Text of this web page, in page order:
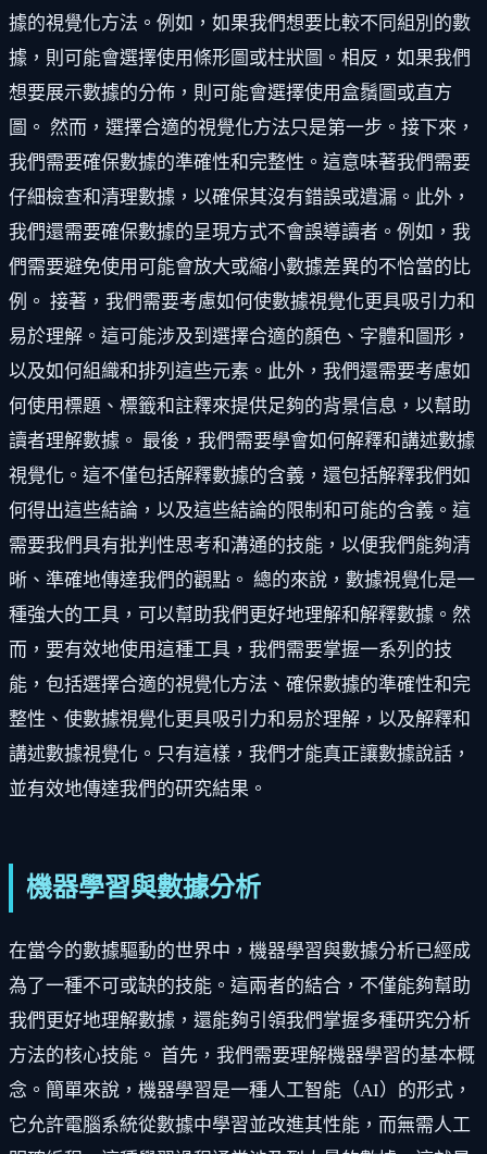
據的視覺化方法。例如，如果我們想要比較不同組別的數
據，則可能會選擇使用條形圖或柱狀圖。相反，如果我們
想要展示數據的分佈，則可能會選擇使用盒鬚圖或直方
圖。 然而，選擇合適的視覺化方法只是第一步。接下來，
我們需要確保數據的準確性和完整性。這意味著我們需要
仔細檢查和清理數據，以確保其沒有錯誤或遺漏。此外，
我們還需要確保數據的呈現方式不會誤導讀者。例如，我
們需要避免使用可能會放大或縮小數據差異的不恰當的比
例。 接著，我們需要考慮如何使數據視覺化更具吸引力和
易於理解。這可能涉及到選擇合適的顏色、字體和圖形，
以及如何組織和排列這些元素。此外，我們還需要考慮如
何使用標題、標籤和註釋來提供足夠的背景信息，以幫助
讀者理解數據。 最後，我們需要學會如何解釋和講述數據
視覺化。這不僅包括解釋數據的含義，還包括解釋我們如
何得出這些結論，以及這些結論的限制和可能的含義。這
需要我們具有批判性思考和溝通的技能，以便我們能夠清
晰、準確地傳達我們的觀點。 總的來說，數據視覺化是一
種強大的工具，可以幫助我們更好地理解和解釋數據。然
而，要有效地使用這種工具，我們需要掌握一系列的技
能，包括選擇合適的視覺化方法、確保數據的準確性和完
整性、使數據視覺化更具吸引力和易於理解，以及解釋和
講述數據視覺化。只有這樣，我們才能真正讓數據說話，
並有效地傳達我們的研究結果。
機器學習與數據分析
在當今的數據驅動的世界中，機器學習與數據分析已經成
為了一種不可或缺的技能。這兩者的結合，不僅能夠幫助
我們更好地理解數據，還能夠引領我們掌握多種研究分析
方法的核心技能。 首先，我們需要理解機器學習的基本概
念。簡單來說，機器學習是一種人工智能（AI）的形式，
它允許電腦系統從數據中學習並改進其性能，而無需人工